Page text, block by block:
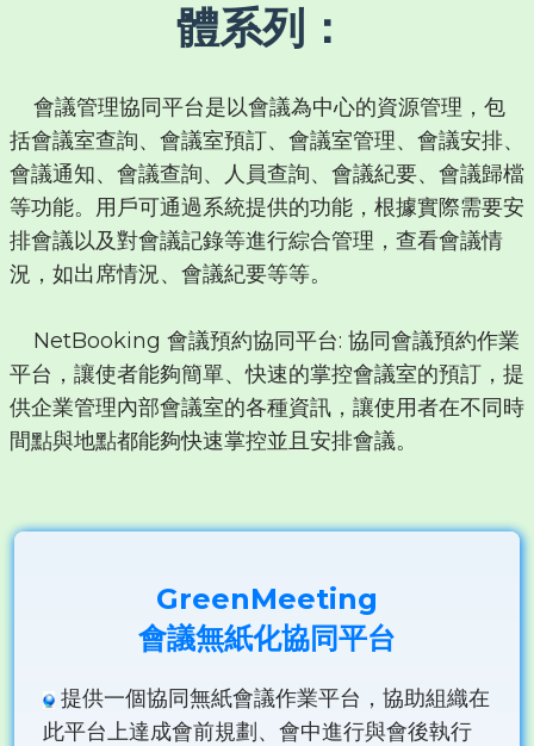
體系列：
會議管理協同平台是以會議為中心的資源管理，包
括會議室查詢、會議室預訂、會議室管理、會議安排、
會議通知、會議查詢、人員查詢、會議紀要、會議歸檔
等功能。用戶可通過系統提供的功能，根據實際需要安
排會議以及對會議記錄等進行綜合管理，查看會議情
況，如出席情況、會議紀要等等。
NetBooking 會議預約協同平台: 協同會議預約作業
平台，讓使者能夠簡單、快速的掌控會議室的預訂，提
供企業管理內部會議室的各種資訊，讓使用者在不同時
間點與地點都能夠快速掌控並且安排會議。
GreenMeeting
會議無紙化協同平台
提供一個協同無紙會議作業平台，協助組織在
此平台上達成會前規劃、會中進行與會後執行